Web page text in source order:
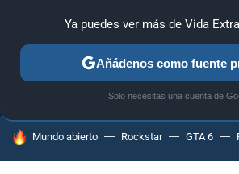
ANÁLISIS GUÍAS Y TRUCOS PC
HOY SE HABLA DE
Mundo abierto Rockstar GTA 6
Ya puedes ver más de Vida
Añádenos como fuente
Solo necesitas una cuenta de